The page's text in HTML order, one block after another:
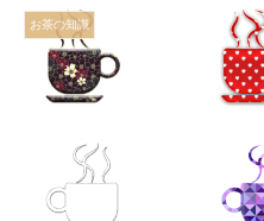
お茶の知識